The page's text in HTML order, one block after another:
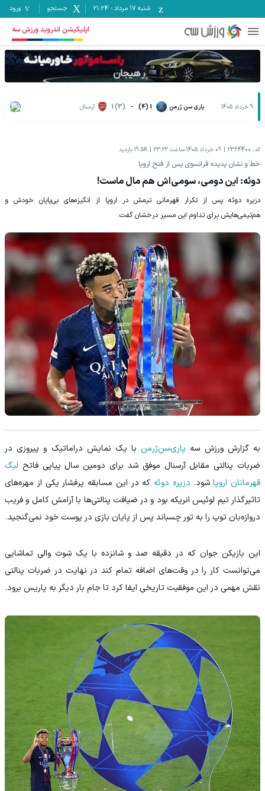
شنبه ۱۷ مرداد -
21:24 جستجو ورود
اپلیکیشن اندروید ورزش سه
9 خرداد 1405 پاری سن ژرمن 1 (4)
-
1 (3) آرسنال
کد: 2364400 09 خرداد 1405 ساعت 23:22 19.5K بازدید
‏خط و نشان پدیده فرانسوی پس از فتح اروپا
‏دوئه: این دومی، سومی‌اش هم مال ماست!
‏دزیره دوئه پس از تکرار قهرمانی تیمش در اروپا از انگیزه‌های بی‌پایان خودش و
هم‌تیمی‌هایش برای تداوم این مسیر درخشان گفت.
‏به گزارش ورزش سه پاری‌سن‌ژرمن با یک نمایش دراماتیک و پیروزی در
ضربات پنالتی مقابل آرسنال موفق شد برای دومین سال پیاپی فاتح لیگ
قهرمانان اروپاشود. دزیره دوئه که در این مسابقه پرفشار یکی از مهره‌های
تاثیرگذار تیم لوئیس انریکه بود و در ضیافت پنالتی‌ها با آرامش کامل و فریب
دروازه‌بان توپ را به تور چسباند پس از پایان بازی در پوست خود نمی‌گنجید.
این بازیکن جوان که در دقیقه صد و شانزده با یک شوت والی تماشایی
می‌توانست کار را در وقت‌های اضافه تمام کند در نهایت در ضربات پنالتی
نقش مهمی در این موفقیت تاریخی ایفا کرد تا جام بار دیگر به پاریس برود.